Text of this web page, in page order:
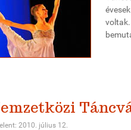
2010. július 12.